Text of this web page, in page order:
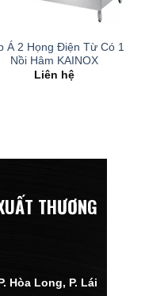
Á 2 Họng Điện Từ Có 1
Nồi Hâm KAINOX
Liên hệ
THƯƠNG
Hòa Long, P. Lái